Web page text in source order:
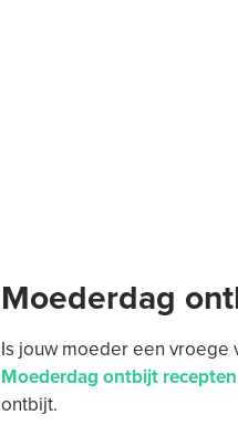
Moederdag
Is jouw moeder een vroege
Moederdag ontbijt recepten
ontbijt.